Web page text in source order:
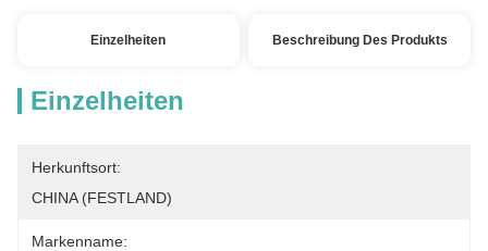
Einzelheiten Beschreibung Des Produkts
Einzelheiten
Herkunftsort:
CHINA (FESTLAND)
Markenname: